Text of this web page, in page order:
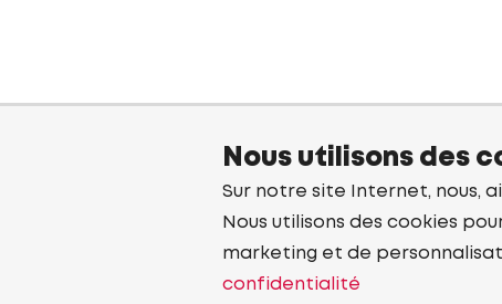
Nous utilisons des
Sur notre site Internet, nous,
Nous utilisons des cookies
marketing et de
confidentialité